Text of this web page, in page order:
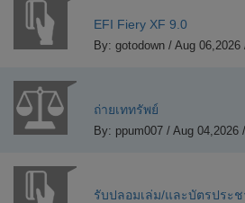
EFI Fiery XF 9.0
By: gotodown / Aug 06,2026
ถ่ายเททรัพย์
By: ppum007 / Aug 04,2026
รับปลอมเล่ม/และบัตรประ